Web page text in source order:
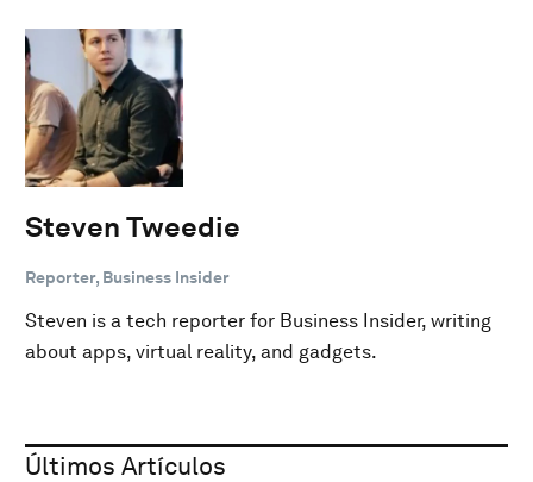
Steven Tweedie
Reporter, Business Insider
Steven is a tech reporter for Business Insider, writing
about apps, virtual reality, and gadgets.
Últimos Artículos